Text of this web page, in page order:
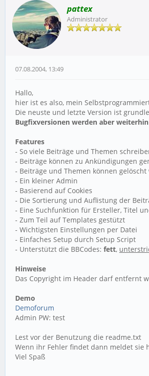
pattex
Administrator
07.08.2004, 13:49
Hallo,
hier ist es also, mein
Die neuste und letzte Version ist
Bugfixversionen werden aber
Features
- So viele Beiträge und Themen
- Beiträge können zu Ankündigungen
- Beiträge und Themen können gelöscht
- Ein kleiner Admin
- Basierend auf Cookies
- Die Sortierung und Auflistung der
- Eine Suchfunktion für Ersteller, Titel
- Zum Teil auf Templates gestützt
- Wichtigsten Einstellungen per Datei
- Einfaches Setup durch Setup Script
- Unterstützt die BBCodes: fett,
Hinweise
Das Copyright im Header darf entfernt
Demo
Demoforum
Admin PW: test
Lest vor der Benutzung die readme.txt
Wenn ihr Fehler findet dann meldet sie
Viel Spaß